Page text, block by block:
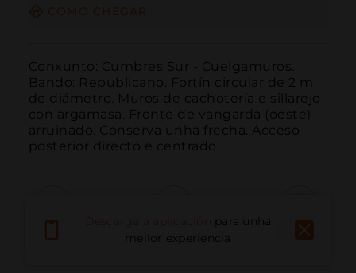
Conxunto: Cumbres Sur - Cuelgamuros.
Bando: Republicano. Fortín circular de 2 m
de diámetro. Muros de cachotería e sillarejo
con argamasa. Fronte de vangarda (oeste)
arruinado. Conserva unha frecha. Acceso
posterior directo e centrado.
Correo electrónico
para unha
mellor experiencia